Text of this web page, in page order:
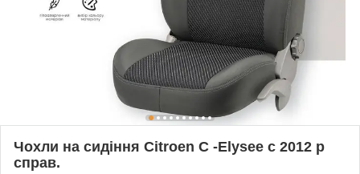
Чохли на сидіння Citroen C -Elysee c 2012 р
справ.